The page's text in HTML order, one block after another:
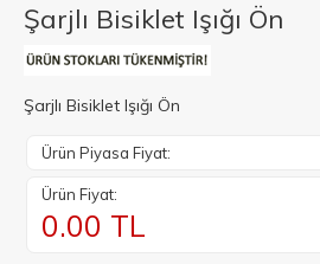
Şarjlı Bisiklet Işığı Ön
Şarjlı Bisiklet Işığı Ön
Ürün Piyasa Fiyat:
Ürün Fiyat:
0.00 TL